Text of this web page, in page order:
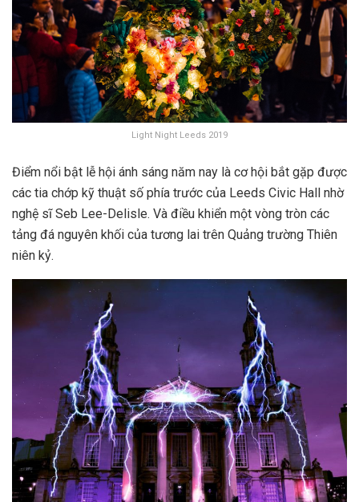
Light Night Leeds 2019
Điểm nổi bật lễ hội ánh sáng năm nay là cơ hội bắt gặp được
các tia chớp kỹ thuật số phía trước của Leeds Civic Hall nhờ
nghệ sĩ Seb Lee-Delisle. Và điều khiển một vòng tròn các
tảng đá nguyên khối của tương lai trên Quảng trường Thiên
niên kỷ.